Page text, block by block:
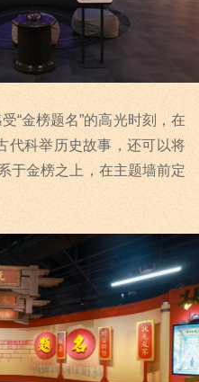
“金榜题名”的高光时刻，在
代科举历史故事，还可以将
于金榜之上，在主题墙前定